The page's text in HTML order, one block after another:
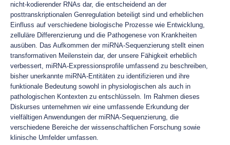
nicht-kodierender RNAs dar, die entscheidend an der
posttranskriptionalen Genregulation beteiligt sind und erheblichen
Einfluss auf verschiedene biologische Prozesse wie Entwicklung,
zelluläre Differenzierung und die Pathogenese von Krankheiten
ausüben. Das Aufkommen der miRNA-Sequenzierung stellt einen
transformativen Meilenstein dar, der unsere Fähigkeit erheblich
verbessert, miRNA-Expressionsprofile umfassend zu beschreiben,
bisher unerkannte miRNA-Entitäten zu identifizieren und ihre
funktionale Bedeutung sowohl in physiologischen als auch in
pathologischen Kontexten zu entschlüsseln. Im Rahmen dieses
Diskurses unternehmen wir eine umfassende Erkundung der
vielfältigen Anwendungen der miRNA-Sequenzierung, die
verschiedene Bereiche der wissenschaftlichen Forschung sowie
klinische Umfelder umfassen.